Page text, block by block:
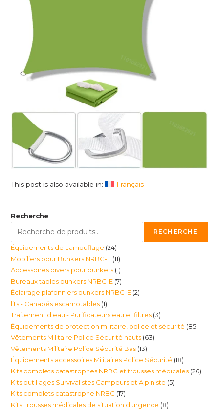
This post is also available in: Français
Recherche
RECHERCHE
Équipements de camouflage 2424
produits
Mobiliers pour Bunkers NRBC-E 1111
produits
Accessoires divers pour bunkers 11
produit
Bureaux tables bunkers NRBC-E 77
produits
Éclairage plafonniers bunkers NRBC-E 22
lits - Canapés escamotables 11
produit
Traitement d'eau - Purificateurs eau et filtres 33
produits
Équipements de protection militaire, police et sécurité 8585
Vêtements Militaire Police Sécurité hauts 6363
Vêtements Militaire Police Sécurité Bas 1313
produits
Équipements accessoires Militaires Police Sécurité 1818
produits
Kits complets catastrophes NRBC et trousses médicales 2626
Kits outillages Survivalistes Campeurs et Alpiniste 55
Kits complets catastrophe NRBC 1717
produits
Kits Trousses médicales de situation d'urgence 88